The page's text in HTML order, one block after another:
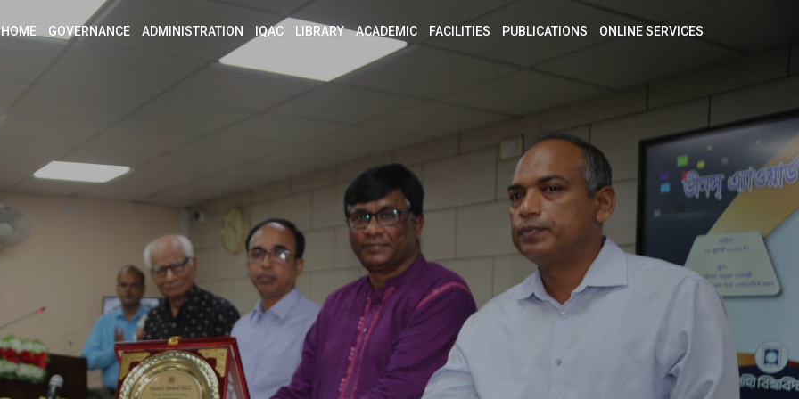
HOME GOVERNANCE ADMINISTRATION IQAC LIBRARY ACADEMIC FACILITIES PUBLICATIONS ONLINE SERVICES